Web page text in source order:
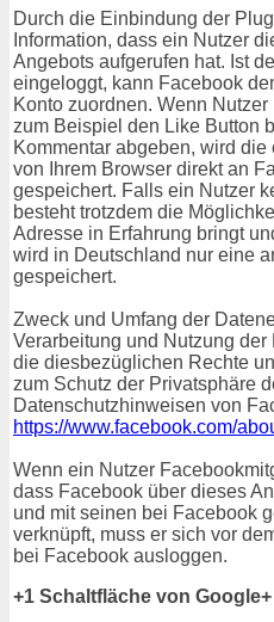
Durch die Einbindung der
Information, dass ein Nutzer
Angebots aufgerufen hat. Ist
eingeloggt, kann Facebook
Konto zuordnen. Wenn
zum Beispiel den Like Button
Kommentar abgeben, wird
von Ihrem Browser direkt an
gespeichert. Falls ein Nutzer
besteht trotzdem die
Adresse in Erfahrung bringt
wird in Deutschland nur eine
gespeichert.
Zweck und Umfang der
Verarbeitung und Nutzung
die diesbezüglichen Rechte
zum Schutz der Privatsphäre
Datenschutzhinweisen von
https://www.facebook.com/
Wenn ein Nutzer
dass Facebook über dieses
und mit seinen bei Facebook
verknüpft, muss er sich vor
bei Facebook ausloggen.
+1 Schaltfläche von Google+